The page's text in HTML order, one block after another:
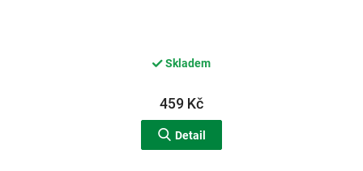
Skladem
459 Kč
Detail